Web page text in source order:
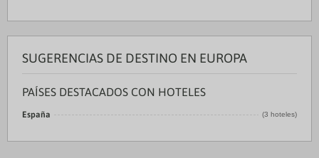
SUGERENCIAS DE DESTINO EN EUROPA
PAÍSES DESTACADOS CON HOTELES
España (3 hoteles)